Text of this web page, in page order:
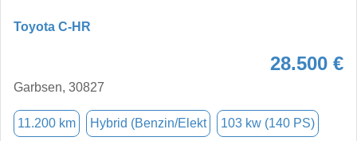
Toyota C-HR
28.500 €
Garbsen, 30827
11.200 km Hybrid (Benzin/Elekt 103 kw (140 PS)